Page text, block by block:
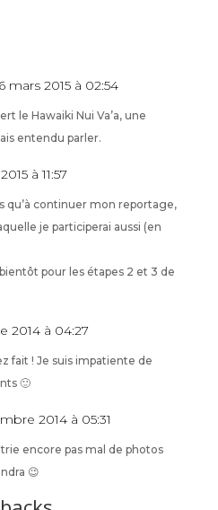
mars 2015 à 02:54
le Hawaiki Nui Va’a, une
entendu parler.
à 11:57
qu’à continuer mon reportage,
je participerai aussi (en
pour les étapes 2 et 3 de
2014 à 04:27
fait ! Je suis impatiente de
🙂
2014 à 05:31
encore pas mal de photos
😉